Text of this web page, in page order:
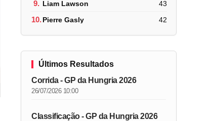
9. Liam Lawson 43
10.Pierre Gasly 42
Últimos Resultados
Corrida - GP da Hungria 2026
26/07/2026 10:00
Classificação - GP da Hungria 2026